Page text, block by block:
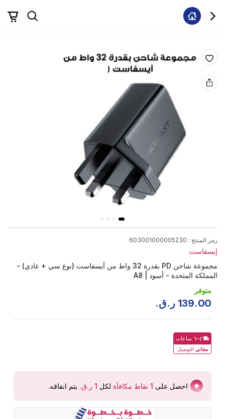
رمز المنتج :
603001000005230
إيسفاست
مجموعة شاحن PD بقدرة 32 واط من آيسفاست (نوع سي + عادي) -
المملكة المتحدة - أسود | A8
متوفر
139.00 ر.ق.
٤–٦ ساعات
مجاني التوصيل
احصل على 1 نقاط مكافآة لكل يتم انفاقه.